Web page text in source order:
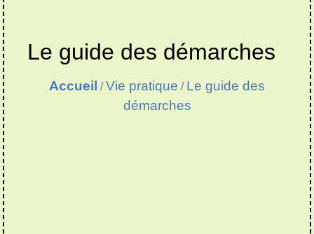
Le guide des démarches
Accueil /Vie pratique / Le guide des
démarches